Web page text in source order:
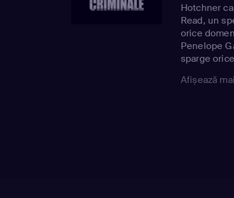
Hotchner
Read, un
orice
Penelope
sparge
Afișează